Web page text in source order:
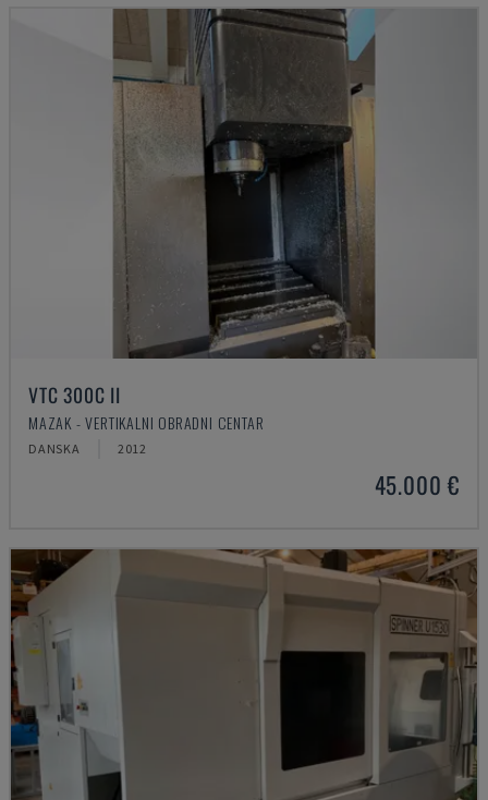
VTC 300C II
MAZAK - VERTIKALNI OBRADNI CENTAR
DANSKA 2012
45.000 €